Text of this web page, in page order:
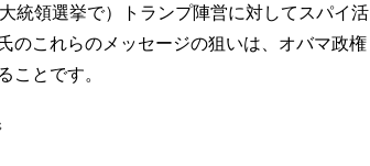
統領選挙で）トランプ陣営に対してスパイ活
のこれらのメッセージの狙いは、オバマ政権
ことです。